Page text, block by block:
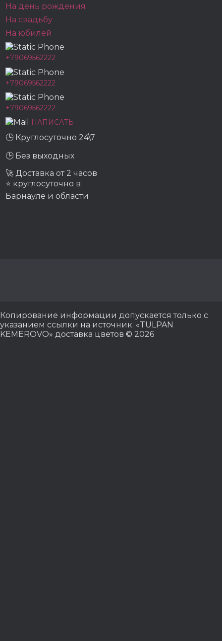
На день рождения
На свадьбу
На юбилей
+79069562222
+79069562222
+79069562222
НАПИСАТЬ
🕒 Круглосуточно 24\7
🕒 Без выходных
🚀 Доставка от 2 часов
⭐ круглосуточно в
Барнауле и области
Копирование информации допускается только с
указанием ссылки на источник. «TULPAN
KEMEROVO» доставка цветов © 2026